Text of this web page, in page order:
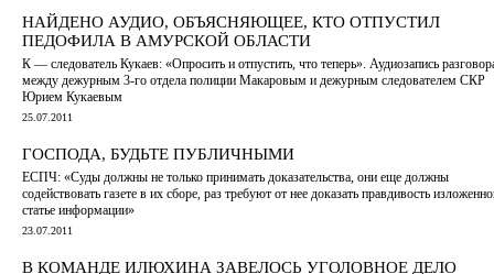
НАЙДЕНО АУДИО, ОБЪЯСНЯЮЩЕЕ, КТО ОТПУСТИЛ
ПЕДОФИЛА В АМУРСКОЙ ОБЛАСТИ
К — следователь Кукаев: «Опросить и отпустить, что теперь». Аудиозапись
между дежурным 3-го отдела полиции Макаровым и дежурным следователем СКР
Юрием Кукаевым
25.07.2011
ГОСПОДА, БУДЬТЕ ПУБЛИЧНЫМИ
ЕСПЧ: «Суды должны не только принимать доказательства, они еще должны
содействовать газете в их сборе, раз требуют от нее доказать правдивость
статье информации»
23.07.2011
В КОМАНДЕ ИЛЮХИНА ЗАВЕЛОСЬ УГОЛОВНОЕ ДЕЛО